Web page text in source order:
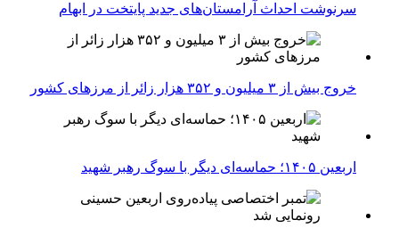
سرنوشت احداث آرامستان‌های جدید پایتخت در ابهام
خروج بیش از ۳ میلیون و ۳۵۲ هزار زائر از مرزهای کشور
اربعین ۱۴۰۵؛ حماسه‌ای دیگر با سوگ رهبر شهید